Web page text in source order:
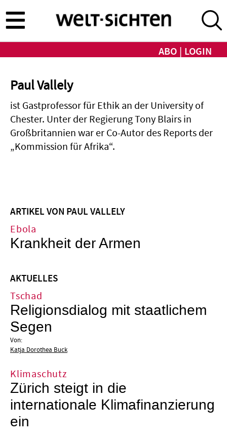
zum
Inhalt
ABO LOGIN
Paul Vallely
ist Gastprofessor für Ethik an der University of
Chester. Unter der Regierung Tony Blairs in
Großbritannien war er Co-Autor des Reports der
„Kommission für Afrika“.
ARTIKEL VON PAUL VALLELY
Ebola
Krankheit der Armen
AKTUELLES
Tschad
Religionsdialog mit staatlichem
Segen
Von:
Katja Dorothea Buck
Klimaschutz
Zürich steigt in die
internationale Klimafinanzierung
ein